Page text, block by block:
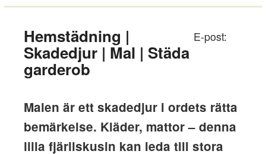
BOKA STÄDNING
Hemstädning |
Skadedjur | Mal | Städa
garderob
Malen är ett skadedjur i ordets rätta
bemärkelse. Kläder, mattor – denna
lilla fjärilskusin kan leda till stora
E-post: